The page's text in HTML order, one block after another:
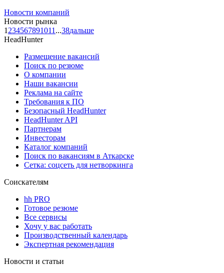
Новости компаний
Новости рынка
1 234567891011 ...38дальше
HeadHunter
Размещение вакансий
Поиск по резюме
О компании
Наши вакансии
Реклама на сайте
Требования к ПО
Безопасный HeadHunter
HeadHunter API
Партнерам
Инвесторам
Каталог компаний
Поиск по вакансиям в Аткарске
Сетка: соцсеть для нетворкинга
Соискателям
hh PRO
Готовое резюме
Все сервисы
Хочу у вас работать
Производственный календарь
Экспертная рекомендация
Новости и статьи